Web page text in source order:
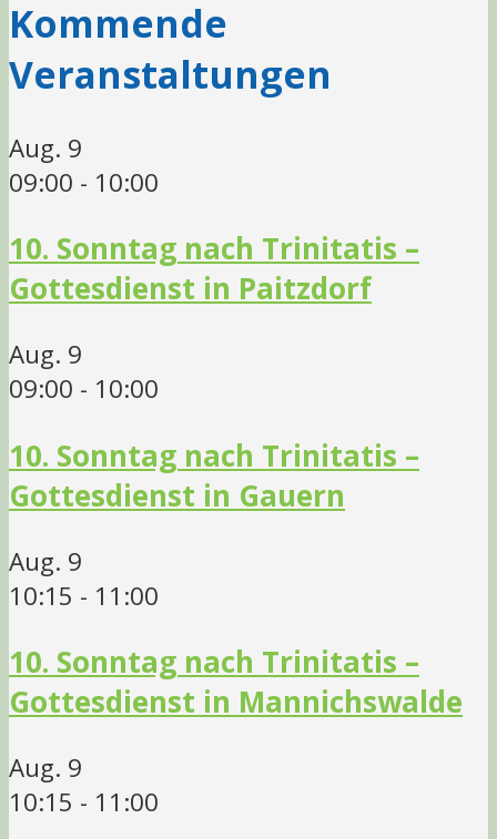
Kommende
Veranstaltungen
Aug. 9
09:00 - 10:00
10. Sonntag nach Trinitatis –
Gottesdienst in Paitzdorf
Aug. 9
09:00 - 10:00
10. Sonntag nach Trinitatis –
Gottesdienst in Gauern
Aug. 9
10:15 - 11:00
10. Sonntag nach Trinitatis –
Gottesdienst in Mannichswalde
Aug. 9
10:15 - 11:00